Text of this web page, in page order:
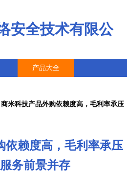
安全技术有限公
产品大全
商米科技产品外购依赖度高，毛利率承压
依赖度高，毛利率承压
务前景并存